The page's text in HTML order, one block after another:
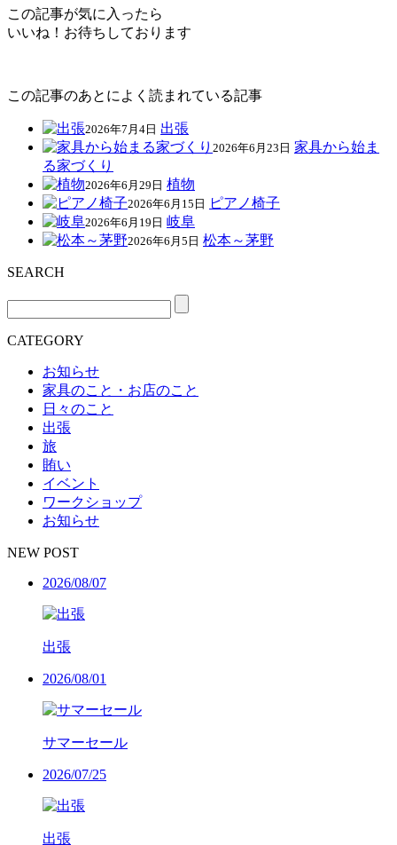
この記事が気に入ったら
いいね！お待ちしております
この記事のあとによく読まれている記事
2026年7月4日 出張
2026年6月23日 家具から始ま
る家づくり
2026年6月29日 植物
2026年6月15日 ピアノ椅子
2026年6月19日 岐阜
2026年6月5日 松本～茅野
SEARCH
CATEGORY
お知らせ
家具のこと・お店のこと
日々のこと
出張
旅
賄い
イベント
ワークショップ
お知らせ
NEW POST
2026/08/07
出張
2026/08/01
サマーセール
2026/07/25
出張